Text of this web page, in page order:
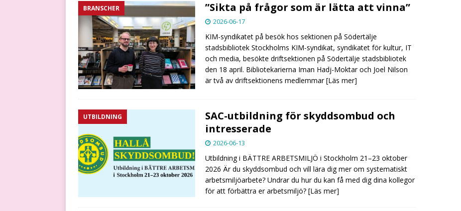
BRANSCHER ”Sikta på frågor som är lätta att vinna”
2026-06-17
KIM-syndikatet på besök hos sektionen på Södertälje
stadsbibliotek Stockholms KIM-syndikat, syndikatet för kultur, IT
och media, besökte driftsektionen på Södertälje stadsbibliotek
den 18 april. Bibliotekarierna Iman Hadj-Moktar och Joel Nilson
är två av driftsektionens medlemmar[Läs mer]
UTBILDNING
SAC-utbildning för skyddsombud och
intresserade
2026-06-13
Utbildning i BÄTTRE ARBETSMILJÖ i Stockholm 21–23 oktober
2026 Är du skyddsombud och vill lära dig mer om systematiskt
arbetsmiljöarbete? Undrar du hur du kan få med dig dina kollegor
för att förbättra er arbetsmiljö? [Läs mer]